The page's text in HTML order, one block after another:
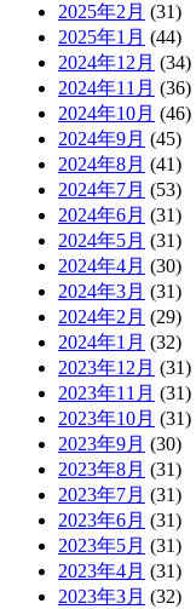
2025年2月 (31)
2025年1月 (44)
2024年12月 (34)
2024年11月 (36)
2024年10月 (46)
2024年9月 (45)
2024年8月 (41)
2024年7月 (53)
2024年6月 (31)
2024年5月 (31)
2024年4月 (30)
2024年3月 (31)
2024年2月 (29)
2024年1月 (32)
2023年12月 (31)
2023年11月 (31)
2023年10月 (31)
2023年9月 (30)
2023年8月 (31)
2023年7月 (31)
2023年6月 (31)
2023年5月 (31)
2023年4月 (31)
2023年3月 (32)